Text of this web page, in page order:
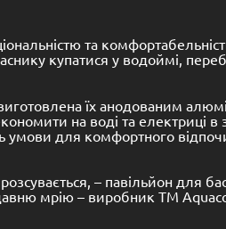
та
купатися у водоймі,
їх анодованим
на воді та електриці в
умови для комфортного
– павільйон для
мрію – виробник TM